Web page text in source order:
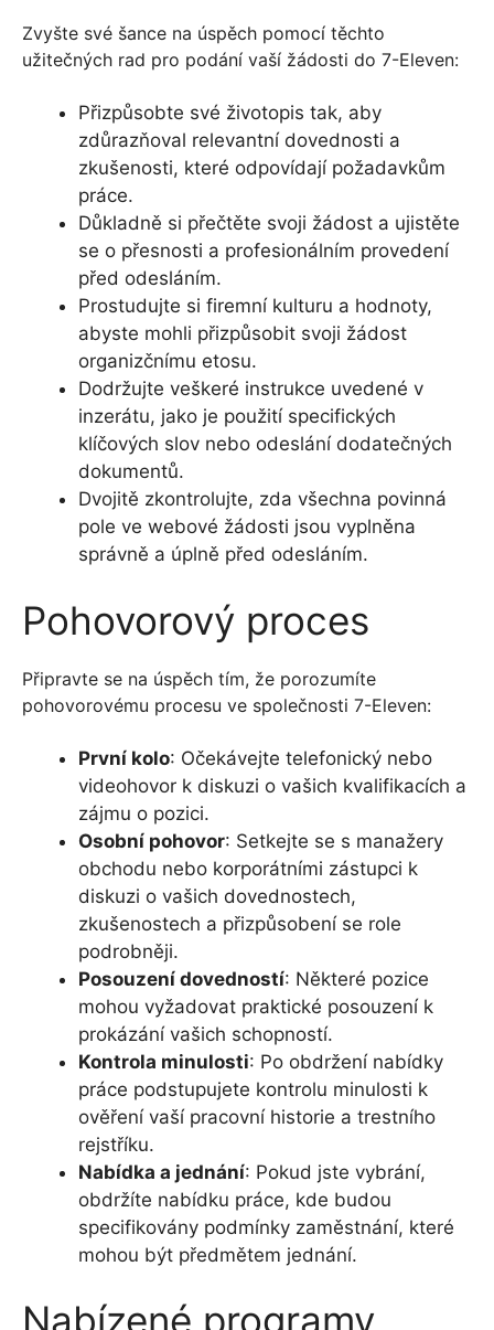
Zvyšte své šance na úspěch pomocí těchto
užitečných rad pro podání vaší žádosti do 7-Eleven:
Přizpůsobte své životopis tak, aby
zdůrazňoval relevantní dovednosti a
zkušenosti, které odpovídají požadavkům
práce.
Důkladně si přečtěte svoji žádost a ujistěte
se o přesnosti a profesionálním provedení
před odesláním.
Prostudujte si firemní kulturu a hodnoty,
abyste mohli přizpůsobit svoji žádost
organizčnímu etosu.
Dodržujte veškeré instrukce uvedené v
inzerátu, jako je použití specifických
klíčových slov nebo odeslání dodatečných
dokumentů.
Dvojitě zkontrolujte, zda všechna povinná
pole ve webové žádosti jsou vyplněna
správně a úplně před odesláním.
Pohovorový proces
Připravte se na úspěch tím, že porozumíte
pohovorovému procesu ve společnosti 7-Eleven:
První kolo: Očekávejte telefonický nebo
videohovor k diskuzi o vašich kvalifikacích a
zájmu o pozici.
Osobní pohovor: Setkejte se s manažery
obchodu nebo korporátními zástupci k
diskuzi o vašich dovednostech,
zkušenostech a přizpůsobení se role
podrobněji.
Posouzení dovedností: Některé pozice
mohou vyžadovat praktické posouzení k
prokázání vašich schopností.
Kontrola minulosti: Po obdržení nabídky
práce podstupujete kontrolu minulosti k
ověření vaší pracovní historie a trestního
rejstříku.
Nabídka a jednání: Pokud jste vybrání,
obdržíte nabídku práce, kde budou
specifikovány podmínky zaměstnání, které
mohou být předmětem jednání.
Nabízené programy